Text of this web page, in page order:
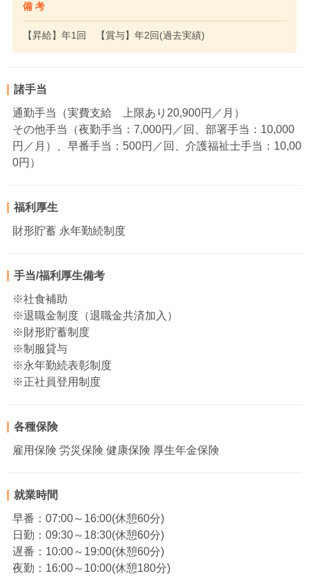
備 考
【昇給】年1回 【賞与】年2回(過去実績)
諸手当
通勤手当（実費支給 上限あり20,900円／月）
その他手当（夜勤手当：7,000円／回、部署手当：10,000
円／月）、早番手当：500円／回、介護福祉士手当：10,00
0円）
福利厚生
財形貯蓄 永年勤続制度
手当/福利厚生備考
※社食補助
※退職金制度（退職金共済加入）
※財形貯蓄制度
※制服貸与
※永年勤続表彰制度
※正社員登用制度
各種保険
雇用保険 労災保険 健康保険 厚生年金保険
就業時間
早番：07:00～16:00(休憩60分)
日勤：09:30～18:30(休憩60分)
遅番：10:00～19:00(休憩60分)
夜勤：16:00～10:00(休憩180分)